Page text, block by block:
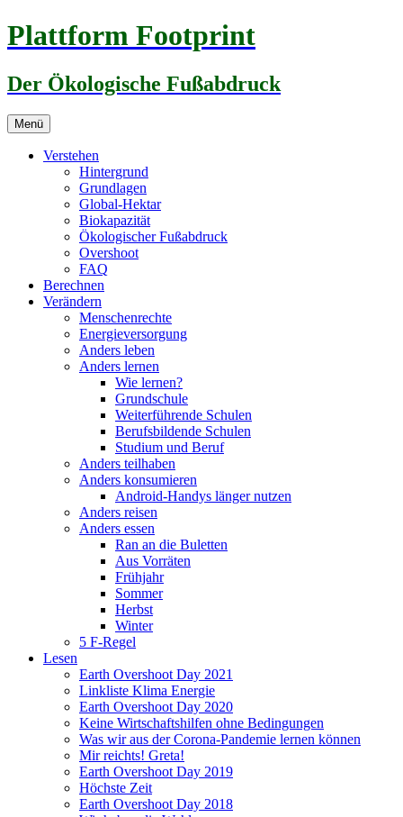
Zum
Inhalt
Plattform Footprint
Der Ökologische Fußabdruck
Menü
Verstehen
Hintergrund
Grundlagen
Global-Hektar
Biokapazität
Ökologischer Fußabdruck
Overshoot
FAQ
Berechnen
Verändern
Menschenrechte
Energieversorgung
Anders leben
Anders lernen
Wie lernen?
Grundschule
Weiterführende Schulen
Berufsbildende Schulen
Studium und Beruf
Anders teilhaben
Anders konsumieren
Android-Handys länger nutzen
Anders reisen
Anders essen
Ran an die Buletten
Aus Vorräten
Frühjahr
Sommer
Herbst
Winter
5 F-Regel
Lesen
Earth Overshoot Day 2021
Linkliste Klima Energie
Earth Overshoot Day 2020
Keine Wirtschaftshilfen ohne Bedingungen
Was wir aus der Corona-Pandemie lernen können
Mir reichts! Greta!
Earth Overshoot Day 2019
Höchste Zeit
Earth Overshoot Day 2018